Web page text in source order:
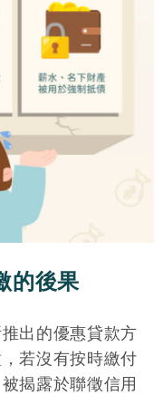
的後果
出的優惠貸款方
若沒有按時繳付
被揭露於聯徵信用